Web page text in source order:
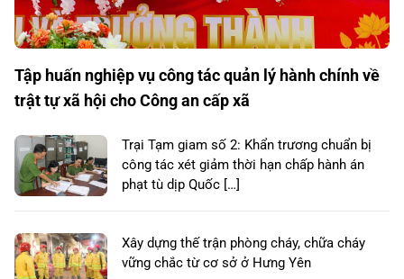
Tập huấn nghiệp vụ công tác quản lý hành chính về
trật tự xã hội cho Công an cấp xã
Trại Tạm giam số 2: Khẩn trương chuẩn bị
công tác xét giảm thời hạn chấp hành án
phạt tù dịp Quốc […]
Xây dựng thế trận phòng cháy, chữa cháy
vững chắc từ cơ sở ở Hưng Yên